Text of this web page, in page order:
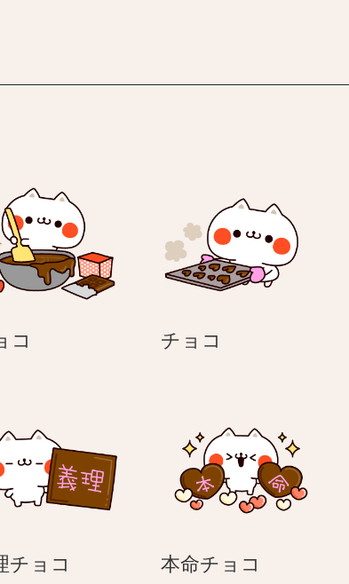
コ チョコ
チョコ 本命チョコ